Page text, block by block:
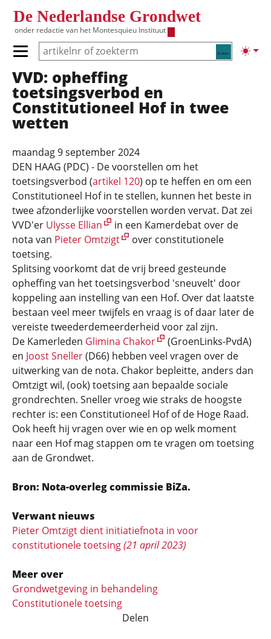
De Nederlandse Grondwet
onder redactie van het Montesquieu Instituut
Zoeken
Primair menu tonen/verbergen
Hoofdnavigatie
VVD: opheffing
toetsingsverbod en
Constitutioneel Hof in twee
wetten
maandag 9 september 2024
DEN HAAG (PDC) - De voorstellen om het
toetsingsverbod (artikel 120) op te heffen en om een
Constitutioneel Hof in te stellen, kunnen het beste in
twee afzonderlijke voorstellen worden vervat. Dat zei
VVD'er Ulysse Ellian
in een Kamerdebat over de
nota van Pieter Omtzigt
over constitutionele
toetsing.
Splitsing voorkomt dat de vrij breed gesteunde
opheffing van het toetsingsverbod 'sneuvelt' door
koppeling aan instelling van een Hof. Over dat laatste
bestaan veel meer twijfels en vraag is of daar later de
vereiste tweederde­meerderheid voor zal zijn.
De Kamerleden Glimina Chakor
(GroenLinks-PvdA)
en Joost Sneller(D66) hebben veel vragen over de
uitwerking van de nota. Chakor bepleitte, anders dan
Omtzigt wil, (ook) toetsing aan bepaalde sociale
grondrechten. Sneller vroeg wie straks de hoogste
rechter is: een Constitutioneel Hof of de Hoge Raad.
Ook heeft hij vragen over wie en op welk moment
naar een Hof mag stappen om te vragen om toetsing
aan de Grondwet.
Bron: Nota-overleg commissie BiZa.
Verwant nieuws
Pieter Omtzigt dient initiatiefnota in voor
constitutionele toetsing(21 april 2023)
Meer over
Grondwetgeving in behandeling
Constitutionele toetsing
Delen